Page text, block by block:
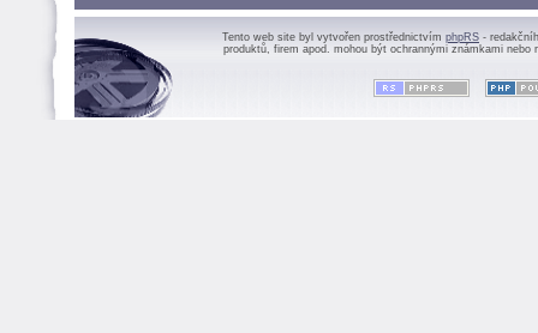
Tento web site byl vytvořen prostřednictvím phpRS -
produktů, firem apod. mohou být ochrannými známkami